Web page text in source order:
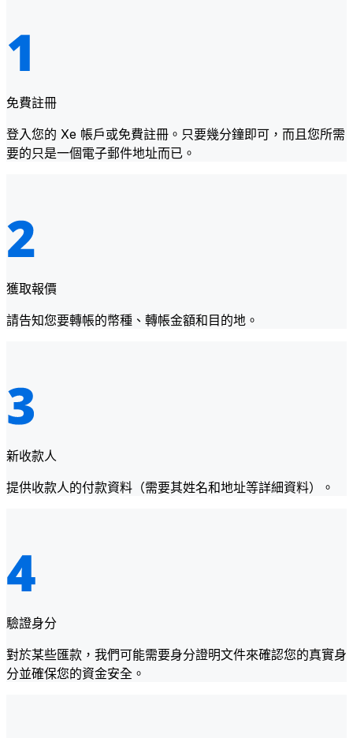
免費註冊
登入您的 Xe 帳戶或免費註冊。只要幾分鐘即可，而且您所需
要的只是一個電子郵件地址而已。
獲取報價
請告知您要轉帳的幣種、轉帳金額和目的地。
新收款人
提供收款人的付款資料（需要其姓名和地址等詳細資料）。
驗證身分
對於某些匯款，我們可能需要身分證明文件來確認您的真實身
分並確保您的資金安全。